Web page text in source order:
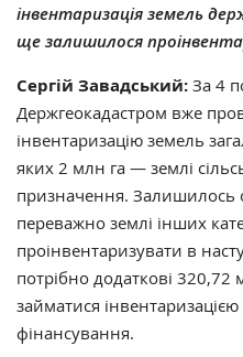
інвентаризація земель
ще залишилося
Сергій Завадський: За 4
Держгеокадастром вже
інвентаризацію земель
яких 2 млн га — землі
призначення.
переважно землі інших
проінвентаризувати в
потрібно додаткові
займатися
фінансування.